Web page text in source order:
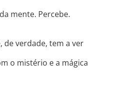
mente. Percebe.
de verdade, tem a ver
o mistério e a mágica